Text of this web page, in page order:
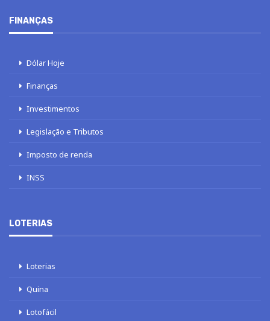
FINANÇAS
Dólar Hoje
Finanças
Investimentos
Legislação e Tributos
Imposto de renda
INSS
LOTERIAS
Loterias
Quina
Lotofácil